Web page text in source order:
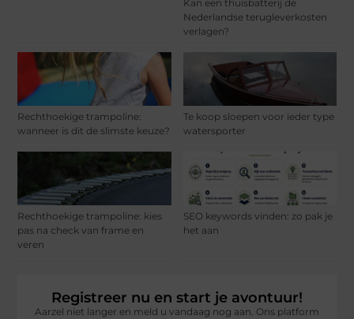
Kan een thuisbatterij de
Nederlandse terugleverkosten
verlagen?
Rechthoekige trampoline:
wanneer is dit de slimste keuze?
Te koop sloepen voor ieder type
watersporter
Rechthoekige trampoline: kies
pas na check van frame en
veren
SEO keywords vinden: zo pak je
het aan
Registreer nu en start je avontuur!
Aarzel niet langer en meld u vandaag nog aan. Ons platform